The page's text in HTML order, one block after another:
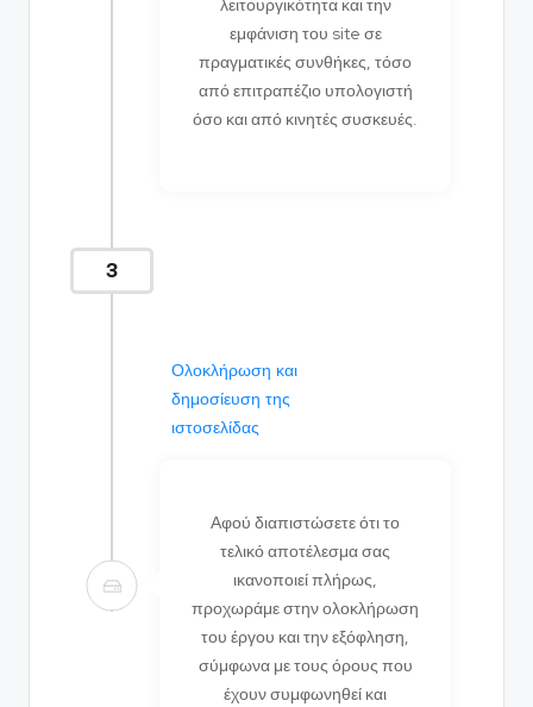
λειτουργικότητα και την
εμφάνιση του site σε
πραγματικές συνθήκες, τόσο
από επιτραπέζιο υπολογιστή
όσο και από κινητές συσκευές.
3
Ολοκλήρωση και
δημοσίευση της
ιστοσελίδας
Αφού διαπιστώσετε ότι το
τελικό αποτέλεσμα σας
ικανοποιεί πλήρως,
προχωράμε στην ολοκλήρωση
του έργου και την εξόφληση,
σύμφωνα με τους όρους που
έχουν συμφωνηθεί και